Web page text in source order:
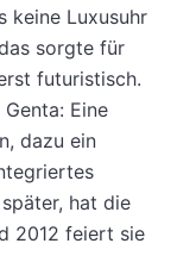
keine Luxusuhr
sorgte für
futuristisch.
Eine
dazu ein
hat die
2012 feiert sie